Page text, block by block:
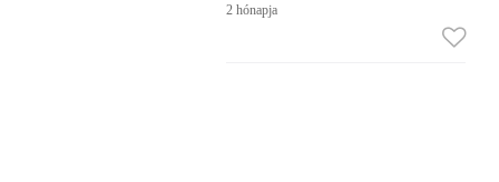
2 hónapja